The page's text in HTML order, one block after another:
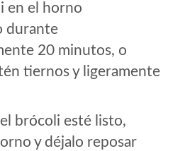
en el horno
durante
20 minutos, o
tiernos y ligeramente
brócoli esté listo,
y déjalo reposar